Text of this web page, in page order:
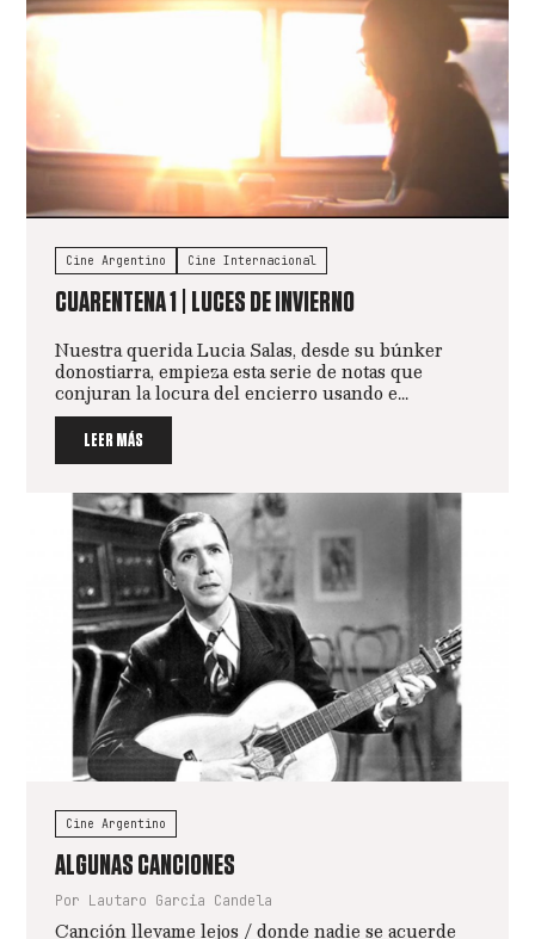
Cine Argentino Cine Internacional
CUARENTENA 1 | LUCES DE INVIERNO
Nuestra querida Lucia Salas, desde su búnker
donostiarra, empieza esta serie de notas que
conjuran la locura del encierro usando e...
LEER MÁS
Cine Argentino
ALGUNAS CANCIONES
Por Lautaro Garcia Candela
Canción llevame lejos / donde nadie se acuerde